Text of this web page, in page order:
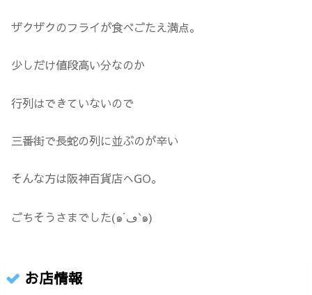
ザクザクのフライが食べごたえ満点。
少しだけ値段高い分なのか
行列はできていないので
三番街で長蛇の列に並ぶのが辛い
そんな方は阪神百貨店へGO。
ごちそうさまでした(๑´ڡ`๑)
お店情報